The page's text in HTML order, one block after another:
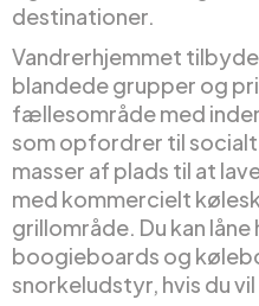
destinationer.
Vandrerhjemmet
blandede grupper og
fællesområde med
som opfordrer til
masser af plads til at
med kommercielt
grillområde. Du kan
boogieboards og
snorkeludstyr, hvis du